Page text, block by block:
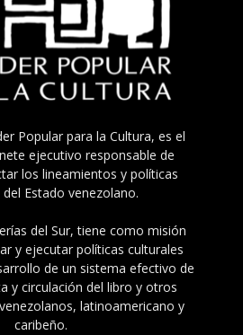
Popular para la Cultura, es el
ejecutivo responsable de
los lineamientos y políticas
Estado venezolano.
del Sur, tiene como misión
y ejecutar políticas culturales
de un sistema efectivo de
y circulación del libro y otros
latinoamericano y
caribeño.